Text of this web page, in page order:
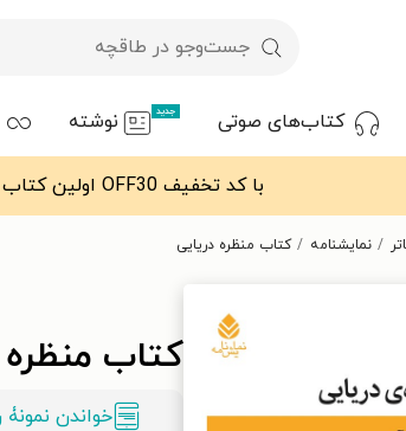
کتاب‌های صوتی جدید نوشته
با کد تخفیف OFF30 اولین کتاب الکترونیکی یا صوتی‌ات را با ۳۰٪ تخفیف از طاقچه دریافت کن.
نمایشنامه کتاب منظره دریایی
کتاب منظره
خواندن نمونۀ